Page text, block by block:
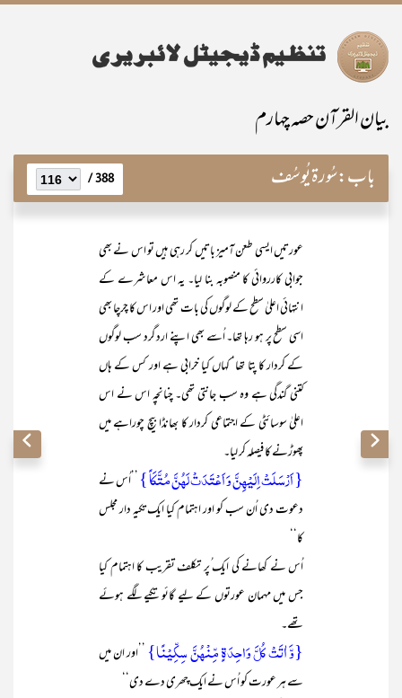
بیان القرآن حصہ چہارم
باب:سُورۃ یُوسُف 388 /
عورتیں ایسی طعن آمیز باتیں کر رہی ہیں تو اس نے بھی
جوابی کارروائی کا منصوبہ بنا لیا۔ یہ اس معاشرے کے
انتہائی اعلیٰ سطح کے لوگوں کی بات تھی اور اس کا چرچا بھی
اسی سطح پر ہو رہا تھا۔ اُسے بھی اپنے ارد گرد سب لوگوں
کے کردار کا پتا تھا‘ کہاں کیا خرابی ہے اور کس کے ہاں
کتنی گندگی ہے وہ سب جانتی تھی۔ چنانچہ اس نے اس
اعلیٰ سوسائٹی کے اجتماعی کردار کا بھانڈا بیچ چوراہے میں
پھوڑنے کا فیصلہ کر لیا۔
{ اَرۡسَلَتۡ اِلَیۡہِنَّ وَ اَعۡتَدَتۡ لَہُنَّ مُتَّکَاً } ’’اُس نے
دعوت دی اُن سب کو اور اہتمام کیا ایک تکیہ دار مجلس
کا‘‘
اُس نے کھانے کی ایک ُپر تکلف تقریب کا اہتمام کیا
جس میں مہمان عورتوں کے لیے گائو تکیے لگے ہوئے
تھے۔
{وَّ اٰتَتۡ کُلَّ وَاحِدَۃٍ مِّنۡہُنَّ سِکِّیۡنًا} ’’اور ان میں
سے ہر عورت کو اُس نے ایک چھری دے دی‘‘